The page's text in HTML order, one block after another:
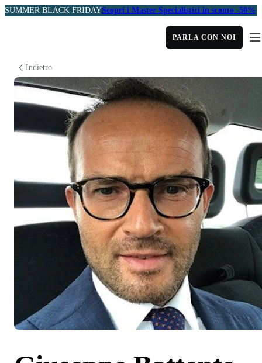
SUMMER BLACK FRIDAYScopri i Master Specialistici in sconto -50%
PARLA CON NOI
Indietro